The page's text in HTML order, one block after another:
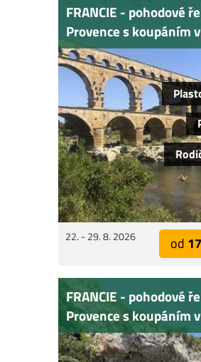
FRANCIE - pohodové
Provence s koupáním
22. - 29. 8. 2026 od
FRANCIE - pohodové
Provence s koupáním